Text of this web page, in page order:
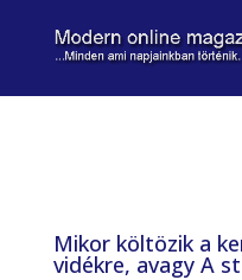
Mikor költözik a
vidékre, avagy A